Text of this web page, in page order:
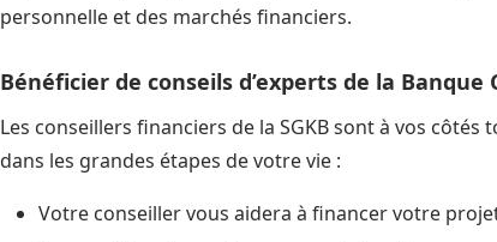
personnelle et des marchés financiers.
Bénéficier de conseils d’experts de la Banque
Les conseillers financiers de la SGKB sont à vos
dans les grandes étapes de votre vie :
Votre conseiller vous aidera à financer votre